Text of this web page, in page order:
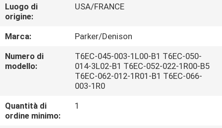
CIRCA
NOI
GIRO
FABBRICA
Luogo di
origine:
USA/FRANCE
Marca:
Parker/Denison
Numero di
modello:
T6EC-045-003-1L00-B1 T6EC-050-
014-3L02-B1 T6EC-052-022-1R00-B5
T6EC-062-012-1R01-B1 T6EC-066-
003-1R0
Quantità di
ordine minimo:
1